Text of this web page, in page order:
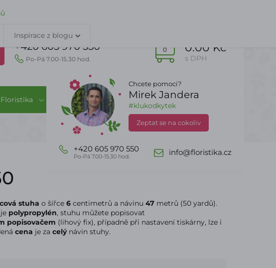
+420 605 970 550
Po-Pá 7.00-15.30 hod.
0 0.00 Kč
s DPH
Floristika Dle sezony DealZone
stuha o šířce 6 centimetrů a návinu 47 metrů (50 yardů).
polypropylén, stuhu můžete popisovat
popisovačem (lihový fix), případně při nastavení tiskárny, lze i
cena je za celýnávin stuhy.
Inspirace z blogu
Chcete pomoci?
Mirek Jandera
#klukodkytek
Zeptat se na cokoliv
+420 605 970 550
Po-Pá 7.00-15.30 hod. info@floristika.cz